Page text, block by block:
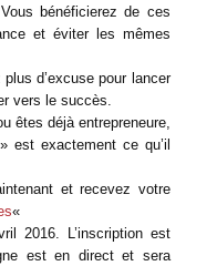
bénéficierez de ces
et éviter les mêmes
d’excuse pour lancer
vers le succès.
êtes déjà entrepreneure,
» est exactement ce qu’il
et recevez votre
«
2016. L’inscription est
est en direct et sera